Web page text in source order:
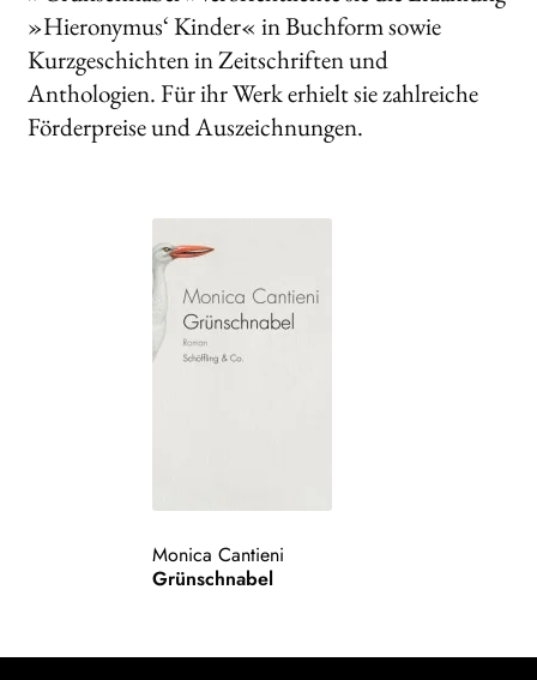
»Hieronymus‘ Kinder« in Buchform sowie
Kurzgeschichten in Zeitschriften und
Anthologien. Für ihr Werk erhielt sie zahlreiche
Förderpreise und Auszeichnungen.
Monica Cantieni
Grünschnabel